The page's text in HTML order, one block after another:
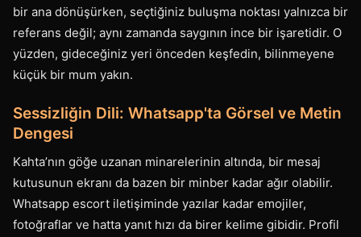
bir ana dönüşürken, seçtiğiniz buluşma noktası yalnızca bir
referans değil; aynı zamanda saygının ince bir işaretidir. O
yüzden, gideceğiniz yeri önceden keşfedin, bilinmeyene
küçük bir mum yakın.
Sessizliğin Dili: Whatsapp'ta Görsel ve Metin
Dengesi
Kahta’nın göğe uzanan minarelerinin altında, bir mesaj
kutusunun ekranı da bazen bir minber kadar ağır olabilir.
Whatsapp escort iletişiminde yazılar kadar emojiler,
fotoğraflar ve hatta yanıt hızı da birer kelime gibidir. Profil